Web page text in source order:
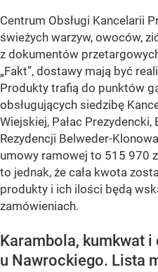
Centrum Obsługi Kancelarii
świeżych warzyw, owoców,
z dokumentów
„Fakt”, dostawy mają być
Produkty trafią do punktów
obsługujących siedzibę
Wiejskiej, Pałac Prezydencki,
Rezydencji Belweder-
umowy ramowej to 515 970
to jednak, że cała kwota
produkty i ich ilości będą
zamówieniach.
Karambola, kumkwat i
u Nawrockiego. Lista